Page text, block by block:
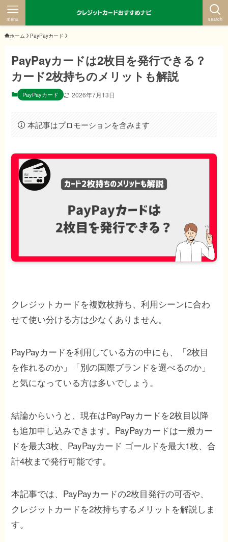
search
menu
ホーム PayPayカード
PayPayカードは2枚目を発行できる？
カード2枚持ちのメリットも解説
PayPayカード 2026年7月13日
本記事はプロモーションを含みます
クレジットカードを複数枚持ち、利用シーンに合わ
せて使い分ける方は少なくありません。
PayPayカードを利用している方の中にも、「2枚目
を作れるのか」「別の国際ブランドを選べるのか」
と気になっている方は多いでしょう。
結論からいうと、現在はPayPayカードを2枚目以降
も追加申し込みできます。PayPayカードは一般カー
ドを最大3枚、PayPayカード ゴールドを最大1枚、合
計4枚まで発行可能です。
本記事では、PayPayカードの2枚目発行の可否や、
クレジットカードを2枚持ちするメリットを解説しま
す。